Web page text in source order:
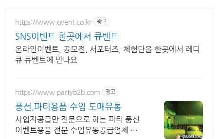
https://www.qvent.co.kr 광고
SNS이벤트 한곳에서 큐벤트
온라인이벤트, 공모전, 서포터즈, 체험단을 한곳에서 레디
큐 큐벤트에 만나요
https://www.partyb2b.com 광고
풍선,파티용품 수입 도매유통
사업자공급만 전문으로 하는 파티 풍선
이벤트용품 전문 수입유통공급업체 입